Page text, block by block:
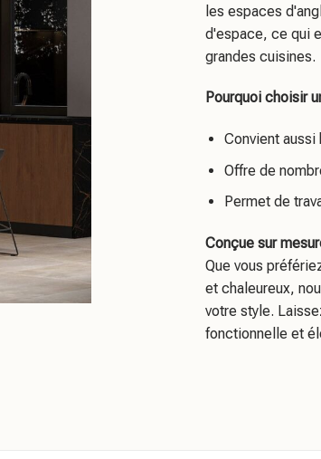
les espaces
d'espace, ce qui
grandes cuisines.
Pourquoi choisir
Convient
Offre de
Permet de
Conçue sur
Que vous
et chaleureux,
votre style.
fonctionnelle et